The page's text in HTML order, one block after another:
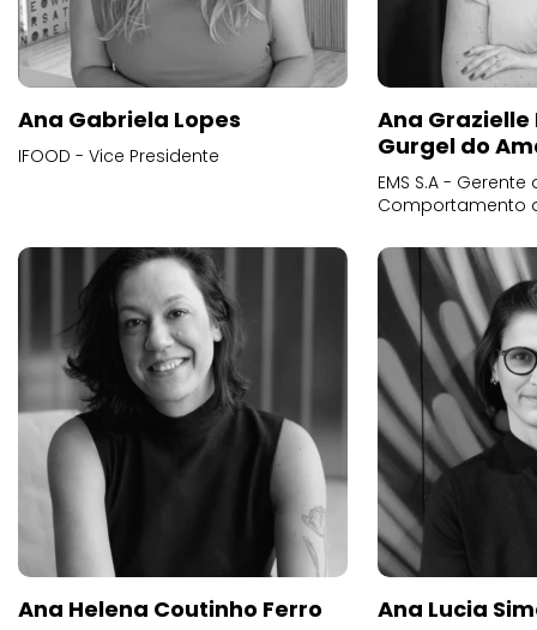
Ana Gabriela Lopes
IFOOD - Vice Presidente
Ana
Gurgel do
EMS S.A -
Comportamento
Ana Helena Coutinho Ferro Ana Lucia